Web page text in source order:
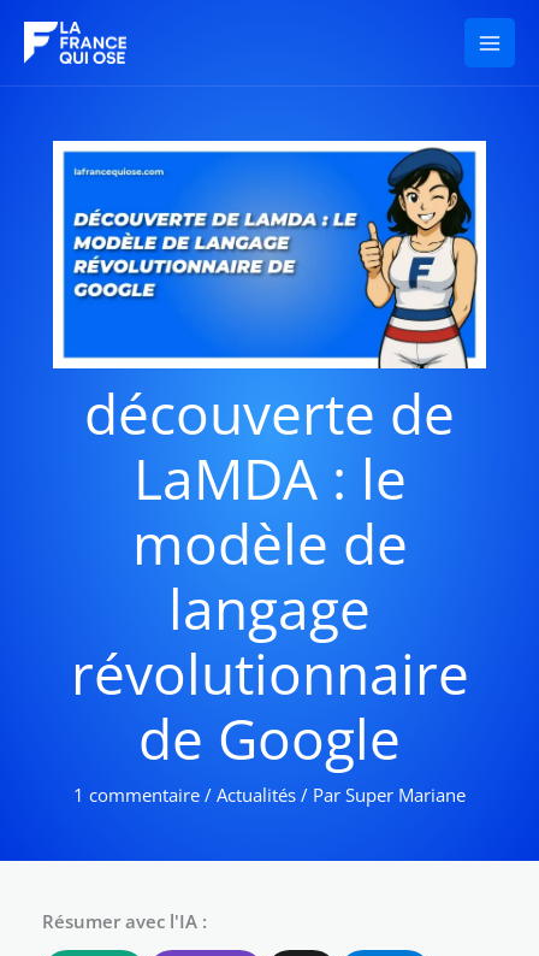
contenu
découverte de
LaMDA : le
modèle de
langage
révolutionnaire
de Google
1 commentaire / Actualités / Par Super Mariane
Résumer avec l'IA :